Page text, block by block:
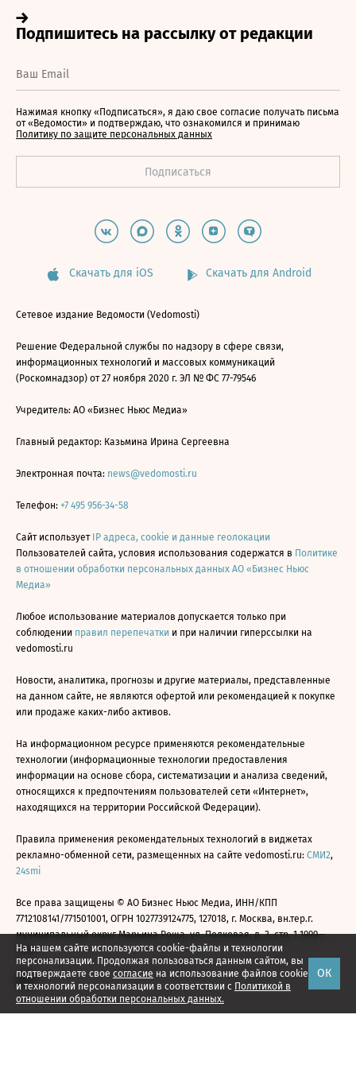
На нашем сайте используются cookie-файлы и технологии
персонализации. Продолжая пользоваться данным сайтом, вы
подтверждаете свое согласие на использование файлов cookie
и технологий персонализации в соответствии с Политикой в
отношении обработки персональных данных.
ОК
Нажимая кнопку «Подписаться», я даю свое согласие получать письма
от «Ведомости» и подтверждаю, что ознакомился и принимаю
Политику по защите персональных данных
Скачать для iOS Скачать для Android
Сетевое издание Ведомости (Vedomosti)
Решение Федеральной службы по надзору в сфере связи,
информационных технологий и массовых коммуникаций
(Роскомнадзор) от 27 ноября 2020 г. ЭЛ № ФС 77-79546
Учредитель: АО «Бизнес Ньюс Медиа»
Главный редактор: Казьмина Ирина Сергеевна
Электронная почта: news@vedomosti.ru
Телефон: +7 495 956-34-58
Сайт использует IP адреса, cookie и данные геолокации
Пользователей сайта, условия использования содержатся в Политике
в отношении обработки персональных данных АО «Бизнес Ньюс
Медиа»
Любое использование материалов допускается только при
соблюдении правил перепечатки и при наличии гиперссылки на
vedomosti.ru
Новости, аналитика, прогнозы и другие материалы, представленные
на данном сайте, не являются офертой или рекомендацией к покупке
или продаже каких-либо активов.
На информационном ресурсе применяются рекомендательные
технологии (информационные технологии предоставления
информации на основе сбора, систематизации и анализа сведений,
относящихся к предпочтениям пользователей сети «Интернет»,
находящихся на территории Российской Федерации).
Правила применения рекомендательных технологий в виджетах
рекламно-обменной сети, размещенных на сайте vedomosti.ru: СМИ2,
24smi
Все права защищены © АО Бизнес Ньюс Медиа, ИНН/КПП
7712108141/771501001, ОГРН 1027739124775, 127018, г. Москва, вн.тер.г.
муниципальный округ Марьина Роща, ул. Полковая, д. 3, стр. 1 1999—
2026